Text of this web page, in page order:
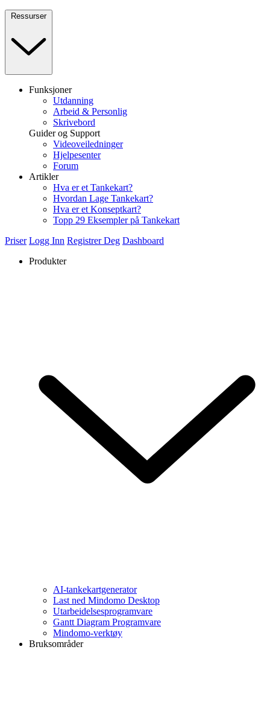
Ressurser
Funksjoner
Utdanning
Arbeid & Personlig
Skrivebord
Guider og Support
Videoveiledninger
Hjelpesenter
Forum
Artikler
Hva er et Tankekart?
Hvordan Lage Tankekart?
Hva er et Konseptkart?
Topp 29 Eksempler på Tankekart
Priser Logg Inn Registrer Deg Dashboard
Produkter
AI-tankekartgenerator
Last ned Mindomo Desktop
Utarbeidelsesprogramvare
Gantt Diagram Programvare
Mindomo-verktøy
Bruksområder